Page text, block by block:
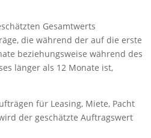
Gesamtwerts
die während der auf die erste
beziehungsweise während des
länger als 12 Monate ist,
für Leasing, Miete, Pacht
der geschätzte Auftragswert